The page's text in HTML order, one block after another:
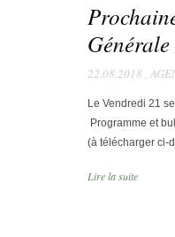
22.08.2018 ,
Le Vendredi 21
Programme et
(à télécharger ci-
Lire la suite